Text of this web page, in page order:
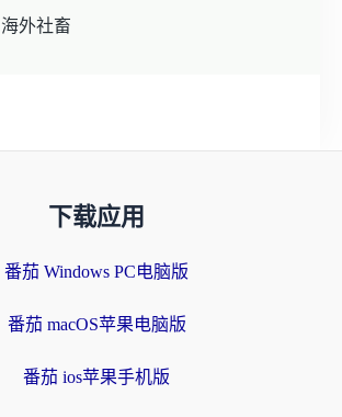
海外社畜
下载应用
番茄 Windows PC电脑版
番茄 macOS苹果电脑版
番茄 ios苹果手机版